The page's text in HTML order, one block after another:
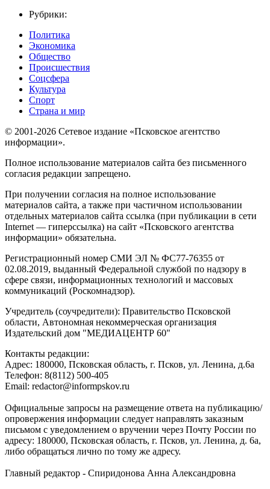
Рубрики:
Политика
Экономика
Общество
Происшествия
Соцсфера
Культура
Спорт
Страна и мир
© 2001-2026 Сетевое издание «Псковское агентство
информации».
Полное использование материалов сайта без письменного
согласия редакции запрещено.
При получении согласия на полное использование
материалов сайта, а также при частичном использовании
отдельных материалов сайта ссылка (при публикации в сети
Internet — гиперссылка) на сайт «Псковского агентства
информации» обязательна.
Регистрационный номер СМИ ЭЛ № ФС77-76355 от
02.08.2019, выданный Федеральной службой по надзору в
сфере связи, информационных технологий и массовых
коммуникаций (Роскомнадзор).
Учредитель (соучредители): Правительство Псковской
области, Автономная некоммерческая организация
Издательский дом "МЕДИАЦЕНТР 60"
Контакты редакции:
Адреc: 180000, Псковская область, г. Псков, ул. Ленина, д.6а
Телефон: 8(8112) 500-405
Email: redactor@informpskov.ru
Официальные запросы на размещение ответа на публикацию/
опровержения информации следует направлять заказным
письмом с уведомлением о вручении через Почту России по
адресу: 180000, Псковская область, г. Псков, ул. Ленина, д. 6а,
либо обращаться лично по тому же адресу.
Главный редактор - Спиридонова Анна Александровна